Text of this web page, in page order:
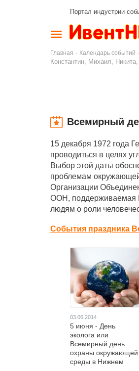
Портал индустрии
Главная - Календарь событий
Константин, Михаил,
Всемирный
15 декабря 1972 года
проводиться в целях
Выбор этой даты
проблемам
Организации
ООН, поддерживаемая
людям о роли
События праздника
03.06.2014
5 июня - День
эколога или
Всемирный день
охраны окружающей
среды в Нижнем